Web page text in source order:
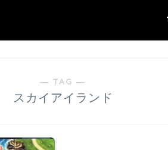
― TAG ―
スカイアイランド